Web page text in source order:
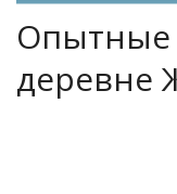
Опытные
деревне